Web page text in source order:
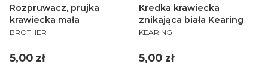
Rozpruwacz, prujka
krawiecka mała
PRODUCENT
BROTHER
Cena
5,00 zł
Kredka krawiecka
znikająca biała Kearing
PRODUCENT
KEARING
Cena
5,00 zł